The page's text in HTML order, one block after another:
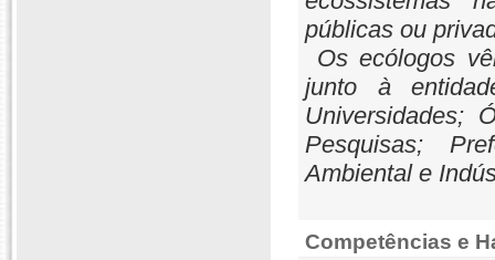
públicas ou
Os ecólogos
junto à
Universidades;
Pesquisas;
Ambiental e
Competências e